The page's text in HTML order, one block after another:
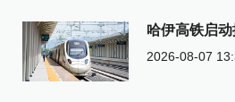
哈伊高铁启
2026-08-07